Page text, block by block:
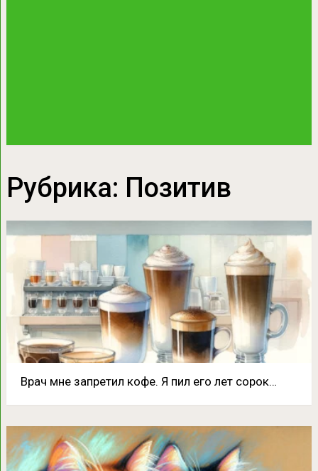
Рубрика: Позитив
Врач мне запретил кофе. Я пил его лет сорок…